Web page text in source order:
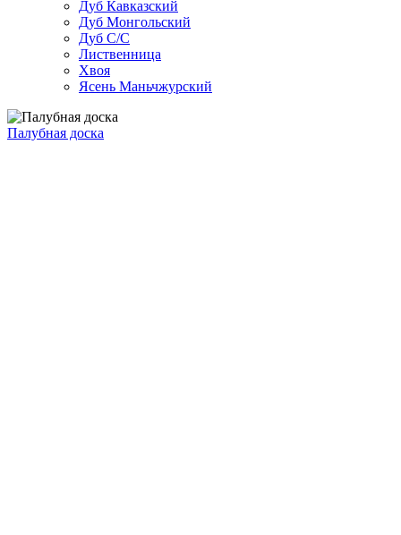
Дуб Кавказский
Дуб Монгольский
Дуб С/С
Лиственница
Хвоя
Ясень Маньчжурский
Палубная доска